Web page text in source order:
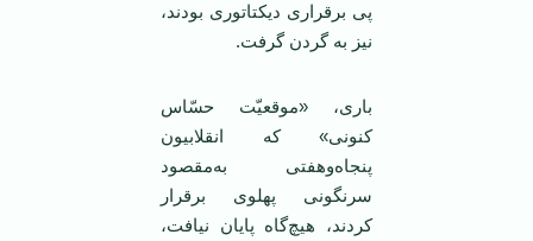
پی برقراری دیکتاتوری بودند،
نیز به گردن گرفت.
باری، «موقعیّت حسّاس
کنونی» که انقلابیون
پنجاه‌وهفتی به‌مقصود
سرنگونی پهلوی برقرار
کردند، هیچ‌گاه پایان نیافت،